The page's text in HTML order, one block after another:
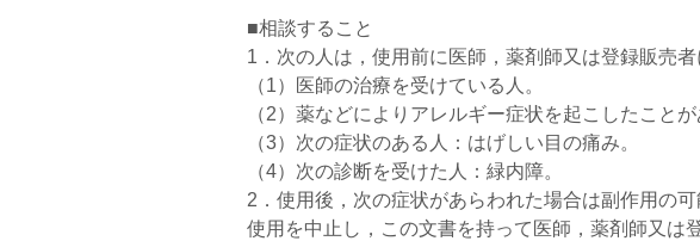
■相談すること
1．次の人は，使用前に医師，薬剤師又は登録販売者
（1）医師の治療を受けている人。
（2）薬などによりアレルギー症状を起こしたことが
（3）次の症状のある人：はげしい目の痛み。
（4）次の診断を受けた人：緑内障。
2．使用後，次の症状があらわれた場合は副作用の
使用を中止し，この文書を持って医師，薬剤師又は